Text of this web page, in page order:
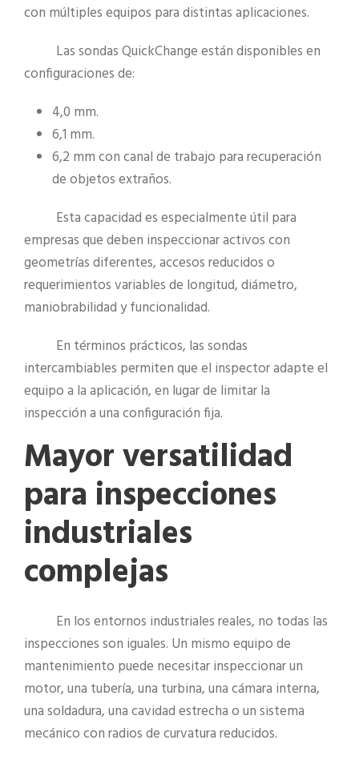
con múltiples equipos para distintas aplicaciones.
Las sondas QuickChange están disponibles en
configuraciones de:
4,0 mm.
6,1 mm.
6,2 mm con canal de trabajo para recuperación
de objetos extraños.
Esta capacidad es especialmente útil para
empresas que deben inspeccionar activos con
geometrías diferentes, accesos reducidos o
requerimientos variables de longitud, diámetro,
maniobrabilidad y funcionalidad.
En términos prácticos, las sondas
intercambiables permiten que el inspector adapte el
equipo a la aplicación, en lugar de limitar la
inspección a una configuración fija.
Mayor versatilidad
para inspecciones
industriales
complejas
En los entornos industriales reales, no todas las
inspecciones son iguales. Un mismo equipo de
mantenimiento puede necesitar inspeccionar un
motor, una tubería, una turbina, una cámara interna,
una soldadura, una cavidad estrecha o un sistema
mecánico con radios de curvatura reducidos.